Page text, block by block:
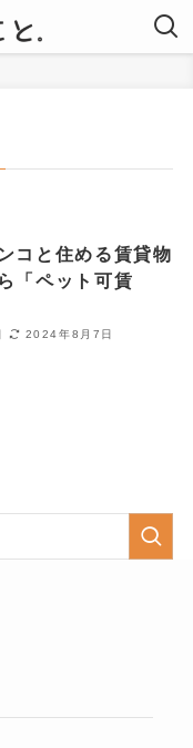
コと住める賃貸物
「ペット可賃
2024年8月7日